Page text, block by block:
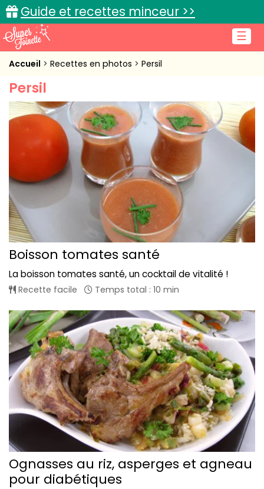
☰
Guide et recettes minceur >>
Accueil
Recettes de cuisine
Cuisine pratique
L'actu cuisine
Connexion
Accueil Recettes en photos Persil
Persil
Boisson tomates santé
La boisson tomates santé, un cocktail de vitalité !
Recette facile Temps total : 10 min
Ognasses au riz, asperges et agneau
pour diabétiques